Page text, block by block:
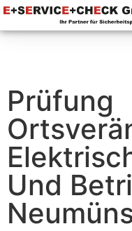
Prüfung
Und